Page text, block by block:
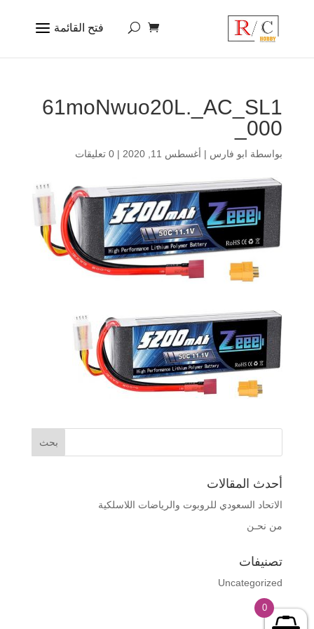
61moNwuo20L._AC_SL1
000_
بواسطة ابو فارس | أغسطس 11, 2020 | 0 تعليقات
أحدث المقالات
الاتحاد السعودي للروبوت والرياضات اللاسلكية
من نحـن
تصنيفات
Uncategorized
0